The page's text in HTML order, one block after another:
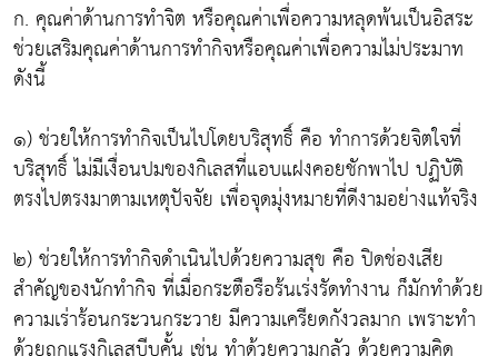
ก. คุณค่าด้านการทำจิต หรือคุณค่าเพื่อความหลุดพ้นเป็นอิสระ
ช่วยเสริมคุณค่าด้านการทำกิจหรือคุณค่าเพื่อความไม่ประมาท
ดังนี้
๑) ช่วยให้การทำกิจเป็นไปโดยบริสุทธิ์ คือ ทำการด้วยจิตใจที่
บริสุทธิ์ ไม่มีเงื่อนปมของกิเลสที่แอบแฝงคอยชักพาไป ปฏิบัติ
ตรงไปตรงมาตามเหตุปัจจัย เพื่อจุดมุ่งหมายที่ดีงามอย่างแท้จริง
๒) ช่วยให้การทำกิจดำเนินไปด้วยความสุข คือ ปิดช่องเสีย
สำคัญของนักทำกิจ ที่เมื่อกระตือรือร้นเร่งรัดทำงาน ก็มักทำด้วย
ความเร่าร้อนกระวนกระวาย มีความเครียดกังวลมาก เพราะทำ